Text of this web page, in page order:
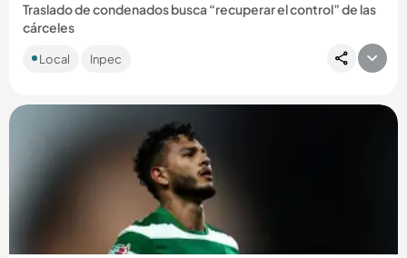
Traslado de condenados busca “recuperar el control” de las
cárceles
Además de alias Douglas y Carlos Pesebre, se conocieron
fotos de la salida de alias Tom y el Barbado de la cárcel de
Local Inpec
Compartir Noticia